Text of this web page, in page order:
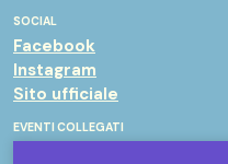
SOCIAL
Facebook
Instagram
Sito ufficiale
EVENTI COLLEGATI